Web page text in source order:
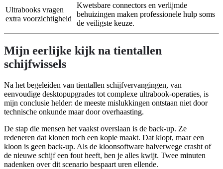
Ultrabooks vragen
extra voorzichtigheid
Kwetsbare connectors en verlijmde
behuizingen maken professionele hulp soms
de veiligste keuze.
Mijn eerlijke kijk na tientallen
schijfwissels
Na het begeleiden van tientallen schijfvervangingen, van
eenvoudige desktopupgrades tot complexe ultrabook-operaties, is
mijn conclusie helder: de meeste mislukkingen ontstaan niet door
technische onkunde maar door overhaasting.
De stap die mensen het vaakst overslaan is de back-up. Ze
redeneren dat klonen toch een kopie maakt. Dat klopt, maar een
kloon is geen back-up. Als de kloonsoftware halverwege crasht of
de nieuwe schijf een fout heeft, ben je alles kwijt. Twee minuten
nadenken over dit scenario bespaart uren ellende.